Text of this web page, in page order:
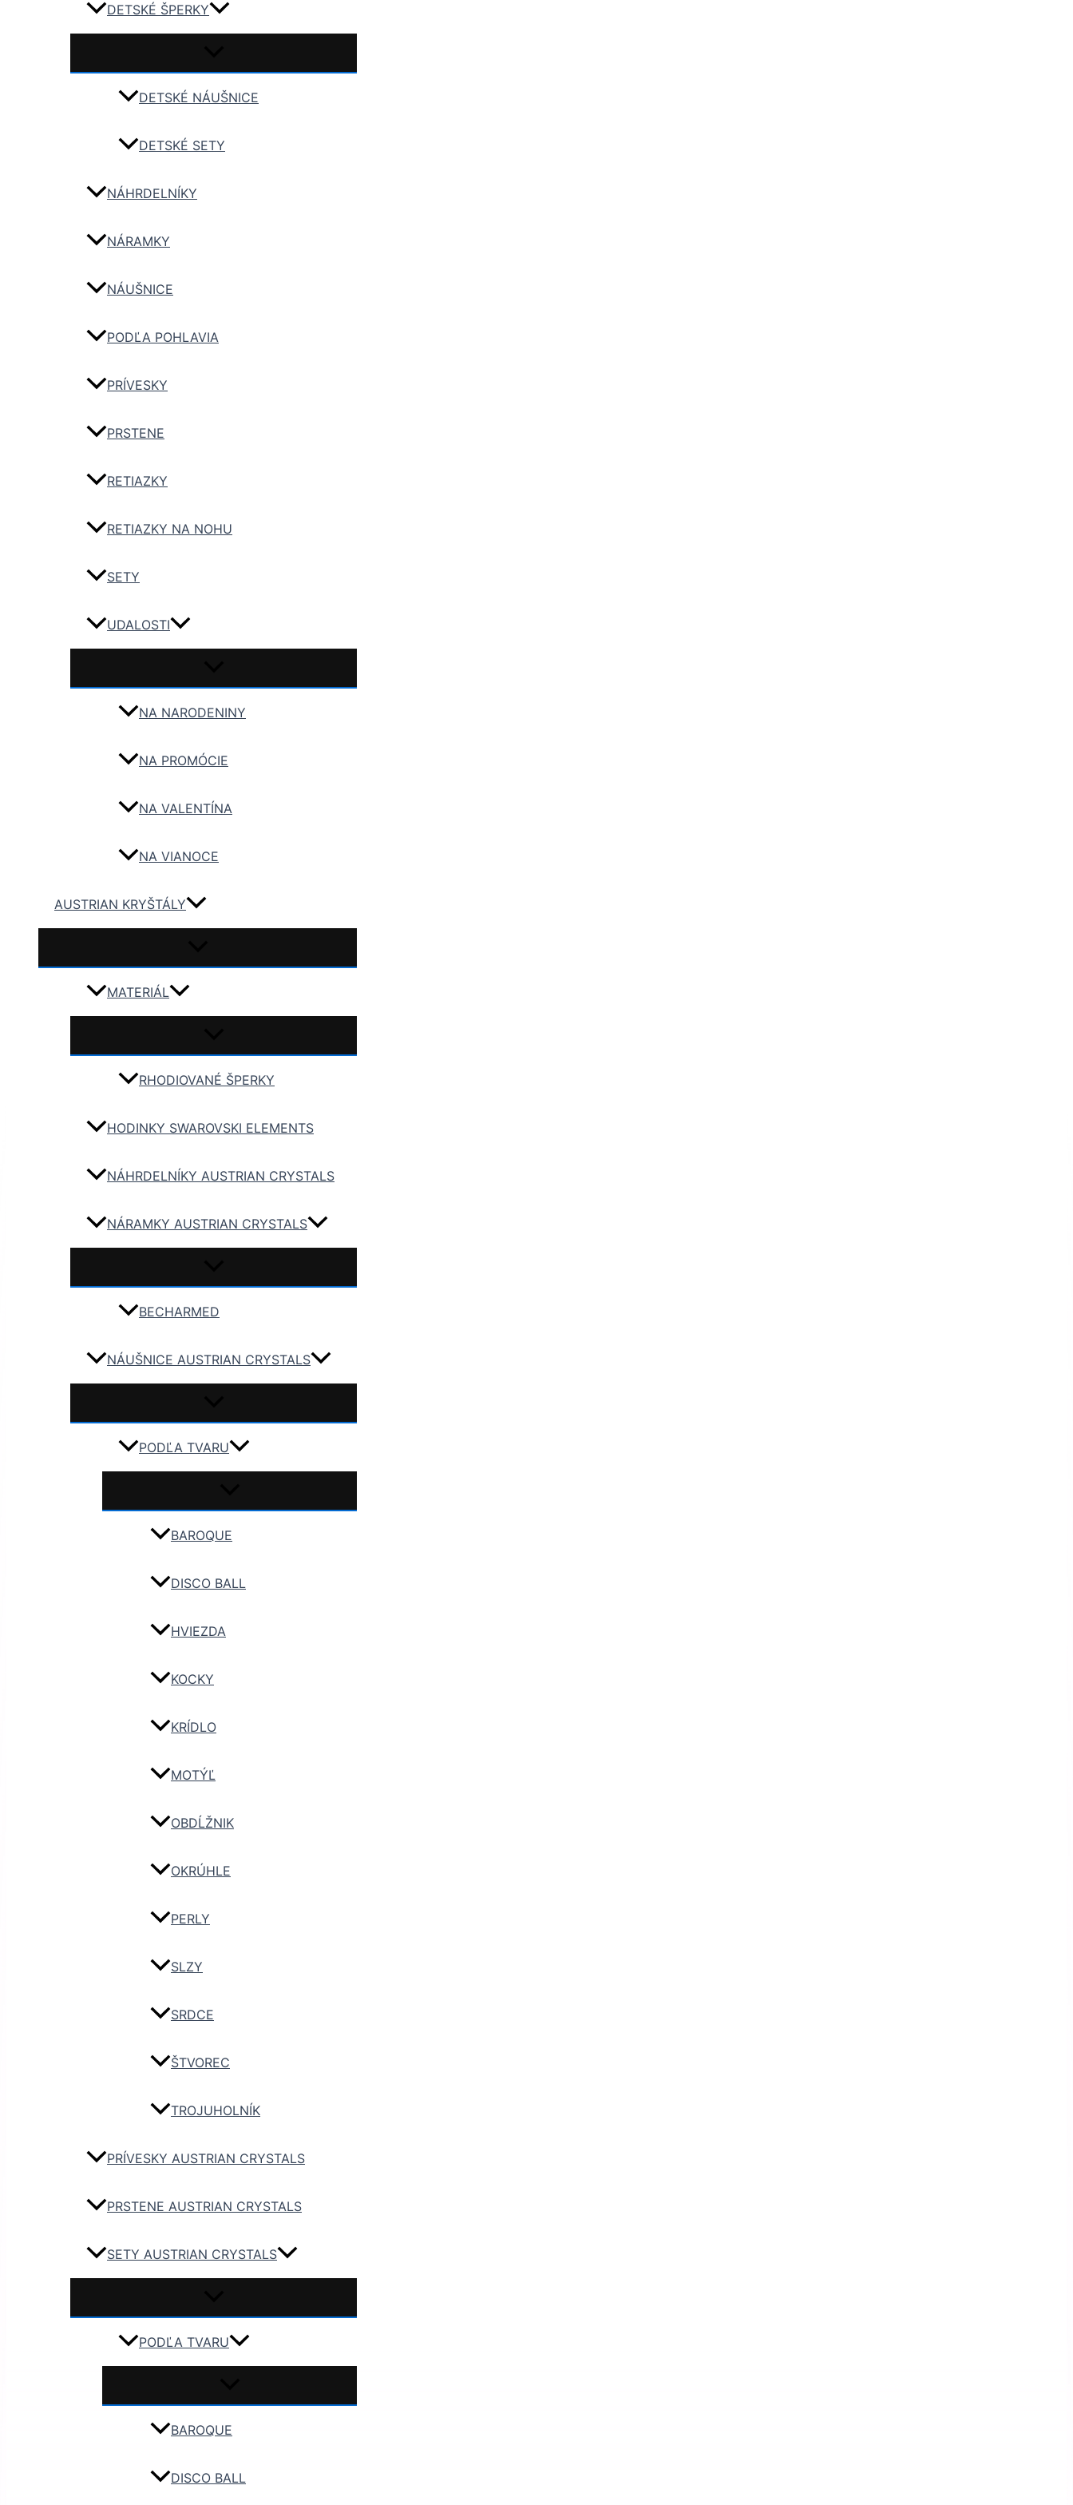
DETSKÉ ŠPERKY
DETSKÉ NÁUŠNICE
DETSKÉ SETY
NÁHRDELNÍKY
NÁRAMKY
NÁUŠNICE
PODĽA POHLAVIA
PRÍVESKY
PRSTENE
RETIAZKY
RETIAZKY NA NOHU
SETY
UDALOSTI
NA NARODENINY
NA PROMÓCIE
NA VALENTÍNA
NA VIANOCE
AUSTRIAN KRYŠTÁLY
MATERIÁL
RHODIOVANÉ ŠPERKY
HODINKY SWAROVSKI ELEMENTS
NÁHRDELNÍKY AUSTRIAN CRYSTALS
NÁRAMKY AUSTRIAN CRYSTALS
BECHARMED
NÁUŠNICE AUSTRIAN CRYSTALS
PODĽA TVARU
BAROQUE
DISCO BALL
HVIEZDA
KOCKY
KRÍDLO
MOTÝĽ
OBDĹŽNIK
OKRÚHLE
PERLY
SLZY
SRDCE
ŠTVOREC
TROJUHOLNÍK
PRÍVESKY AUSTRIAN CRYSTALS
PRSTENE AUSTRIAN CRYSTALS
SETY AUSTRIAN CRYSTALS
PODĽA TVARU
BAROQUE
DISCO BALL